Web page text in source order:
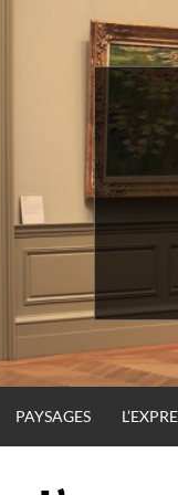
PAYSAGES